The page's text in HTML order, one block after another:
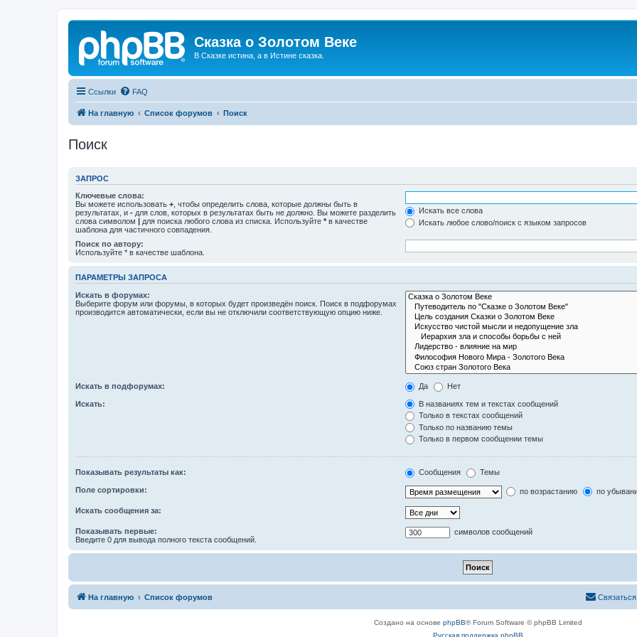
Сказка о Золотом Веке
В Сказке истина, а в Истине сказка.
Ссылки FAQ
На главную Список форумов Поиск
Поиск
ЗАПРОС
Ключевые слова:
Вы можете использовать + , чтобы определить слова, которые должны быть в
результатах, и - для слов, которых в результатах быть не должно. Вы можете разделить
слова символом | для поиска любого слова из списка. Используйте * в качестве
шаблона для частичного совпадения.
Искать все слова
Искать любое слово/поиск с языком запросов
Поиск по автору:
Используйте * в качестве шаблона.
ПАРАМЕТРЫ ЗАПРОСА
Искать в форумах:
Выберите форум или форумы, в которых будет произведён поиск. Поиск в подфорумах
производится автоматически, если вы не отключили соответствующую опцию ниже.
Искать в подфорумах: Да Нет
Искать:
В названиях тем и текстах сообщений
Только в текстах сообщений
Только по названию темы
Только в первом сообщении темы
Показывать результаты как: Сообщения Темы
Поле сортировки: по возрастанию по
Искать сообщения за:
Показывать первые:
Введите 0 для вывода полного текста сообщений.
символов сообщений
На главную Список форумов
Создано на основе phpBB® Forum Software © phpBB Limited
Русская поддержка phpBB